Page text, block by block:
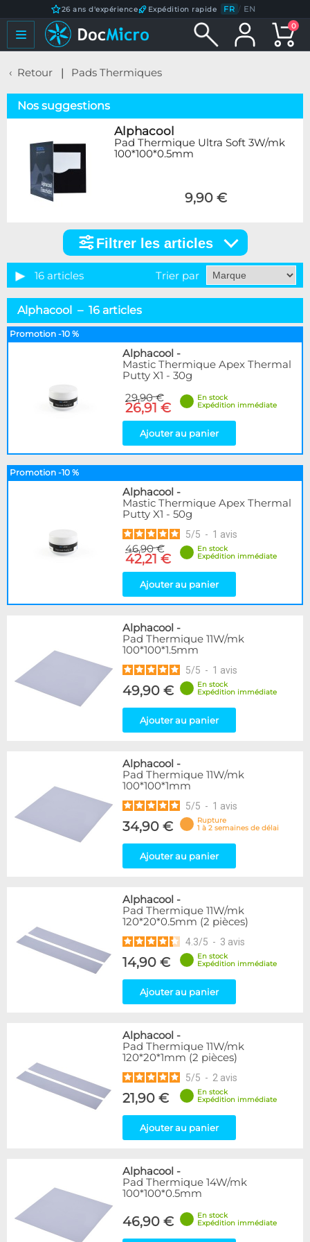
26 ans d'expérience Expédition rapide FR / EN
0
Retour Pads Thermiques
Nos suggestions
Alphacool
Pad Thermique Ultra Soft 3W/mk
100*100*0.5mm
9,90 €
articles
Marque
Alphacool
Cooling.fr
Disponibilité / Promotions
Articles en stock
Articles en promotions
Appliquer
Filtrer les articles
16 articles Trier par
Alphacool – 16 articles
Promotion -10 %
Alphacool -
Mastic Thermique Apex Thermal
Putty X1 - 30g
29,90 €
26,91 €
En stock
Expédition immédiate
Ajouter au panier
Promotion -10 %
Alphacool -
Mastic Thermique Apex Thermal
Putty X1 - 50g
5/5 - 1 avis
46,90 €
42,21 €
En stock
Expédition immédiate
Ajouter au panier
Alphacool -
Pad Thermique 11W/mk
100*100*1.5mm
5/5 - 1 avis
49,90 €
En stock
Expédition immédiate
Ajouter au panier
Alphacool -
Pad Thermique 11W/mk
100*100*1mm
5/5 - 1 avis
34,90 €
Rupture
1 à 2 semaines de délai
Ajouter au panier
Alphacool -
Pad Thermique 11W/mk
120*20*0.5mm (2 pièces)
4.3/5 - 3 avis
14,90 €
En stock
Expédition immédiate
Ajouter au panier
Alphacool -
Pad Thermique 11W/mk
120*20*1mm (2 pièces)
5/5 - 2 avis
21,90 €
En stock
Expédition immédiate
Ajouter au panier
Alphacool -
Pad Thermique 14W/mk
100*100*0.5mm
46,90 €
En stock
Expédition immédiate